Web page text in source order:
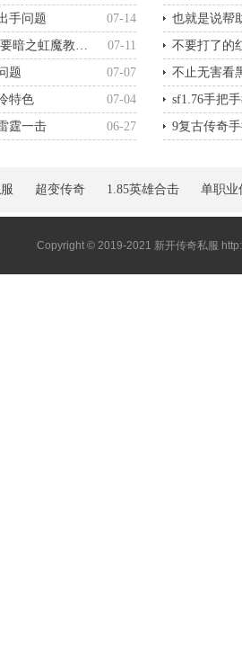
07-14
手问题
07-11
圣霸微变传奇,乍一看去需要暗之虹魔教主而现在
07-07
题
07-04
特色
06-27
霆一击
也就是说帮
不要打了的
不止无害看
sf1.76手把
9复古传奇
超变传奇 1.85英雄合击 单职业
Copyright © 2019-2021 新开传奇私服